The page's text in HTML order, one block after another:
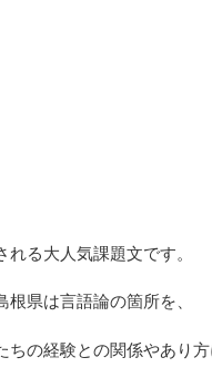
れる大人気課題文です。
県は言語論の箇所を、
ちの経験との関係やあり方